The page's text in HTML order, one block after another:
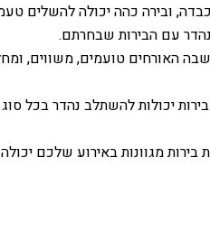
כבדה, ובירה כהה יכולה
עם הבירות שבחרתם.
האורחים טועמים, משווים,
יכולות להשתלב נהדר בכל
בירות מגוונות באירוע שלכם